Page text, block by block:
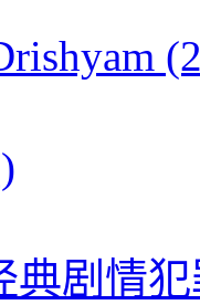
典剧情